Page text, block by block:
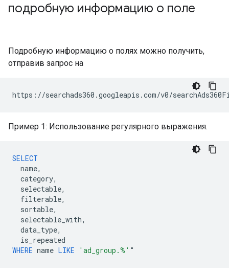
подробную информацию о поле
Подробную информацию о полях можно получить,
отправив запрос на
Пример 1: Использование регулярного выражения.
SELECT
name,
category,
selectable,
filterable,
sortable,
selectable_with,
data_type,
is_repeated
WHERE name LIKE 'ad_group.%' "